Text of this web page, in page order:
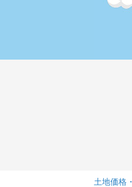
土地価格